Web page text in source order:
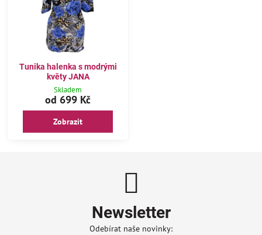
Tunika halenka s modrými
květy JANA
Skladem
od 699 Kč
Zobrazit
Newsletter
Odebírat naše novinky: